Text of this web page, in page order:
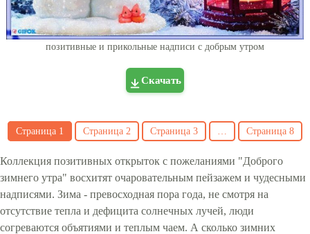
позитивные и прикольные надписи с добрым утром
Скачать
Страница 1 Страница 2 Страница 3 Страница 8
Коллекция позитивных открыток с пожеланиями "Доброго
зимнего утра" восхитят очаровательным пейзажем и чудесными
надписями. Зима - превосходная пора года, не смотря на
отсутствие тепла и дефицита солнечных лучей, люди
согреваются объятиями и теплым чаем. А сколько зимних